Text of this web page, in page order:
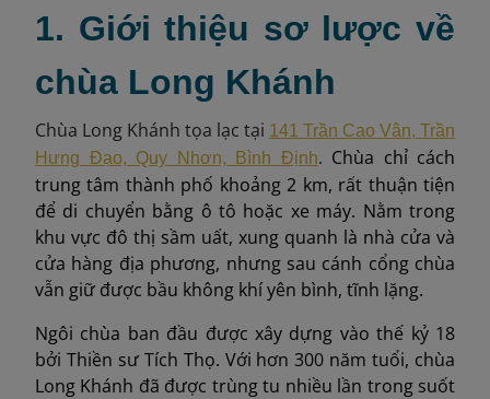
1. Giới thiệu sơ lược về
chùa Long Khánh
Chùa Long Khánh tọa lạc tại 141 Trần Cao Vân, Trần
Hưng Đạo, Quy Nhơn, Bình Định. Chùa chỉ cách
trung tâm thành phố khoảng 2 km, rất thuận tiện
để di chuyển bằng ô tô hoặc xe máy. Nằm trong
khu vực đô thị sầm uất, xung quanh là nhà cửa và
cửa hàng địa phương, nhưng sau cánh cổng chùa
vẫn giữ được bầu không khí yên bình, tĩnh lặng.
Ngôi chùa ban đầu được xây dựng vào thế kỷ 18
bởi Thiền sư Tích Thọ. Với hơn 300 năm tuổi, chùa
Long Khánh đã được trùng tu nhiều lần trong suốt